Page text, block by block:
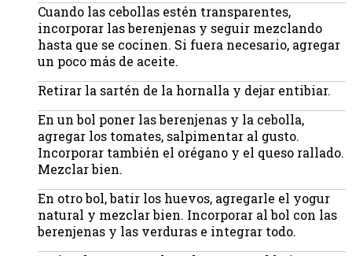
Cuando las cebollas estén transparentes,
incorporar las berenjenas y seguir mezclando
hasta que se cocinen. Si fuera necesario, agregar
un poco más de aceite.
Retirar la sartén de la hornalla y dejar entibiar.
En un bol poner las berenjenas y la cebolla,
agregar los tomates, salpimentar al gusto.
Incorporar también el orégano y el queso rallado.
Mezclar bien.
En otro bol, batir los huevos, agregarle el yogur
natural y mezclar bien. Incorporar al bol con las
berenjenas y las verduras e integrar todo.